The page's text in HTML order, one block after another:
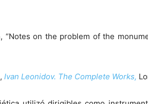
“Notes on the problem of the
Ivan Leonidov. The Complete Works,